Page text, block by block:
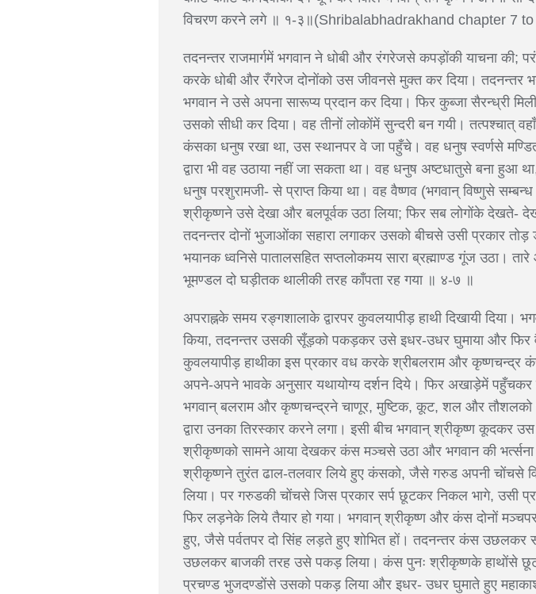
विचरण करने लगे ॥ १-३॥(Shribalabhadrakhand chapter 7 to
तदनन्तर राजमार्गमें भगवान ने धोबी और रंगरेजसे कपड़ोंकी याचना
करके धोबी और रँगरेज दोनोंको उस जीवनसे मुक्त कर दिया। तदनन्तर
भगवान ने उसे अपना सारूप्य प्रदान कर दिया। फिर कुब्जा सैरन्ध्री
उसको सीधी कर दिया। वह तीनों लोकोंमें सुन्दरी बन गयी। तत्पश्चात्
कंसका धनुष रखा था, उस स्थानपर वे जा पहुँचे। वह धनुष स्वर्णसे
द्वारा भी वह उठाया नहीं जा सकता था। वह धनुष अष्टधातुसे बना
धनुष परशुरामजी- से प्राप्त किया था। वह वैष्णव (भगवान् विष्णुसे
श्रीकृष्णने उसे देखा और बलपूर्वक उठा लिया; फिर सब लोगोंके देखते-
तदनन्तर दोनों भुजाओंका सहारा लगाकर उसको बीचसे उसी प्रकार
भयानक ध्वनिसे पातालसहित सप्तलोकमय सारा ब्रह्माण्ड गूंज उठा।
भूमण्डल दो घड़ीतक थालीकी तरह काँपता रह गया ॥ ४-७ ॥
अपराह्नके समय रङ्गशालाके द्वारपर कुवलयापीड़ हाथी दिखायी
किया, तदनन्तर उसकी सूँड़को पकड़कर उसे इधर-उधर घुमाया और
कुवलयापीड़ हाथीका इस प्रकार वध करके श्रीबलराम और कृष्णचन्द्र
अपने-अपने भावके अनुसार यथायोग्य दर्शन दिये। फिर अखाड़ेमें
भगवान् बलराम और कृष्णचन्द्रने चाणूर, मुष्टिक, कूट, शल और तौशलको
द्वारा उनका तिरस्कार करने लगा। इसी बीच भगवान् श्रीकृष्ण
श्रीकृष्णको सामने आया देखकर कंस मञ्चसे उठा और भगवान की
श्रीकृष्णने तुरंत ढाल-तलवार लिये हुए कंसको, जैसे गरुड अपनी चोंचसे
लिया। पर गरुडकी चोंचसे जिस प्रकार सर्प छूटकर निकल भागे,
फिर लड़नेके लिये तैयार हो गया। भगवान् श्रीकृष्ण और कंस दोनों
हुए, जैसे पर्वतपर दो सिंह लड़ते हुए शोभित हों। तदनन्तर कंस उछलकर
उछलकर बाजकी तरह उसे पकड़ लिया। कंस पुनः श्रीकृष्णके हाथोंसे
प्रचण्ड भुजदण्डोंसे उसको पकड़ लिया और इधर- उधर घुमाते हुए